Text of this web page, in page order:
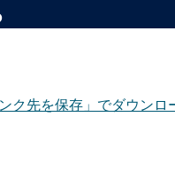
ク先を保存」でダウンロ